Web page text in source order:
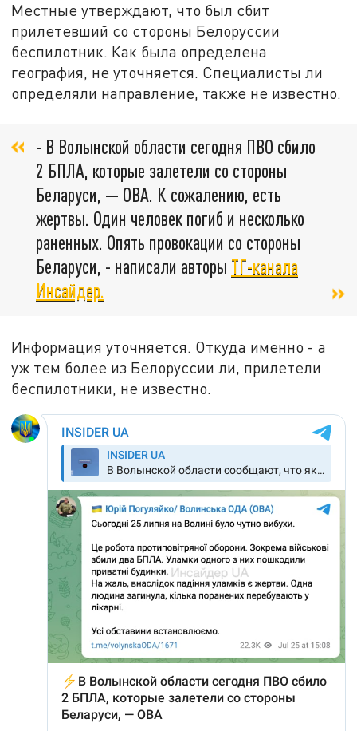
Местные утверждают, что был сбит
прилетевший со стороны Белоруссии
беспилотник. Как была определена
география, не уточняется. Специалисты ли
определяли направление, также не известно.
- В Волынской области сегодня ПВО сбило
2 БПЛА, которые залетели со стороны
Беларуси, — ОВА. К сожалению, есть
жертвы. Один человек погиб и несколько
раненных. Опять провокации со стороны
Беларуси, - написали авторы ТГ-канала
Инсайдер.
Информация уточняется. Откуда именно - а
уж тем более из Белоруссии ли, прилетели
беспилотники, не известно.